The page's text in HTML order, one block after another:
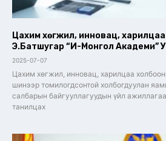
Цахим хөгжил, инновац,
Э.Батшугар “И-Монгол Академи”
2025-07-07
Цахим хөгжил, инновац, харилцаа
шинээр томилогдсонтой холбогдуулан
салбарын байгууллагуудын үйл
танилцах